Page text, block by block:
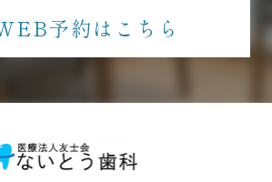
予約はこちら